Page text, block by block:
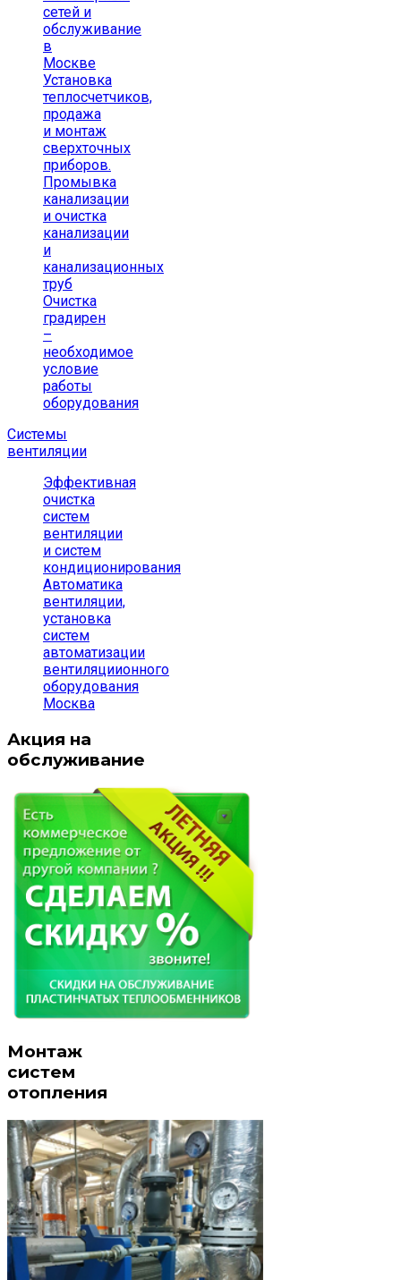
сетей и
обслуживание
в
Москве
Установка
теплосчетчиков,
продажа
и монтаж
сверхточных
приборов.
Промывка
канализации
и очистка
канализации
и
канализационных
труб
Очистка
градирен
–
необходимое
условие
работы
оборудования
Системы
вентиляции
Эффективная
очистка
систем
вентиляции
и систем
кондиционирования
Автоматика
вентиляции,
установка
систем
автоматизации
вентиляциионного
оборудования
Москва
Акция на
обслуживание
Монтаж
систем
отопления